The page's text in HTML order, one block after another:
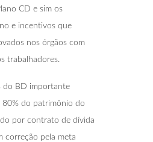
CD e sim os
e incentivos que
nos órgãos com
trabalhadores.
do BD importante
80% do patrimônio do
por contrato de dívida
correção pela meta